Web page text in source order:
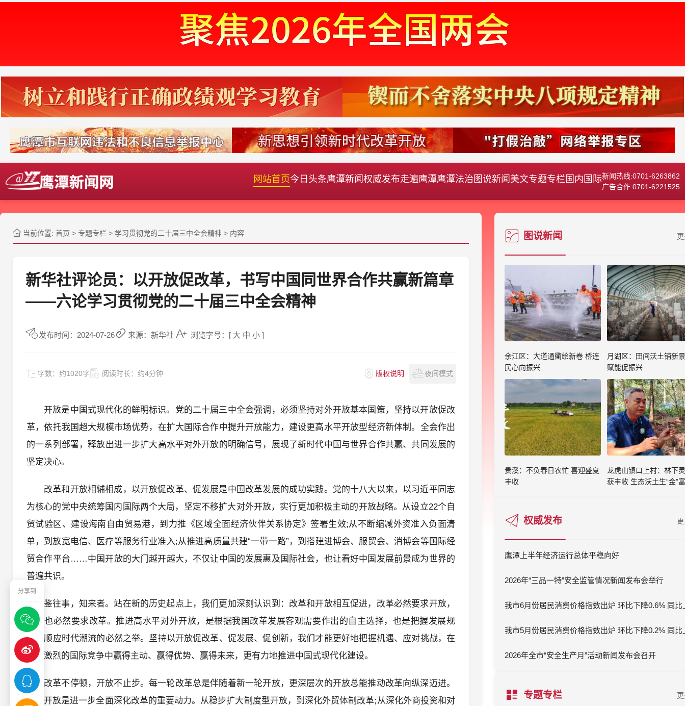
网站首页今日头条鹰潭新闻 权威发布走遍鹰潭鹰潭法治 图说新闻 美文专题专栏 国内国际新闻热线:0701-6263862
广告合作:0701-6221525
分享到
当前位置: 首页 > 专题专栏 > 学习贯彻党的二十届三中全会精神 > 内容
新华社评论员：以开放促改革，书写中国同世界合作共赢新篇章
——六论学习贯彻党的二十届三中全会精神
发布时间：2024-07-26 来源：新华社 浏览字号：[ 大 中 小 ]
字数： 约1020字 阅读时长： 约4分钟 版权说明 夜间模式
开放是中国式现代化的鲜明标识。党的二十届三中全会强调，必须坚持对外开放基本国策，坚持以开放促改
革，依托我国超大规模市场优势，在扩大国际合作中提升开放能力，建设更高水平开放型经济新体制。全会作出
的一系列部署，释放出进一步扩大高水平对外开放的明确信号，展现了新时代中国与世界合作共赢、共同发展的
坚定决心。
改革和开放相辅相成，以开放促改革、促发展是中国改革发展的成功实践。党的十八大以来，以习近平同志
为核心的党中央统筹国内国际两个大局，坚定不移扩大对外开放，实行更加积极主动的开放战略。从设立22个自
贸试验区、建设海南自由贸易港，到力推《区域全面经济伙伴关系协定》签署生效;从不断缩减外资准入负面清
单，到放宽电信、医疗等服务行业准入;从推进高质量共建“一带一路”，到搭建进博会、服贸会、消博会等国际经
贸合作平台……中国开放的大门越开越大，不仅让中国的发展惠及国际社会，也让看好中国发展前景成为世界的
普遍共识。
鉴往事，知来者。站在新的历史起点上，我们更加深刻认识到：改革和开放相互促进，改革必然要求开放，
开放也必然要求改革。推进高水平对外开放，是根据我国改革发展客观需要作出的自主选择，也是把握发展规
律、顺应时代潮流的必然之举。坚持以开放促改革、促发展、促创新，我们才能更好地把握机遇、应对挑战，在
日趋激烈的国际竞争中赢得主动、赢得优势、赢得未来，更有力地推进中国式现代化建设。
改革不停顿，开放不止步。每一轮改革总是伴随着新一轮开放，更深层次的开放总能推动改革向纵深迈进。
扩大开放是进一步全面深化改革的重要动力。从稳步扩大制度型开放，到深化外贸体制改革;从深化外商投资和对
图说新闻
余江区：大道通衢绘新卷 桥连
民心向振兴
月湖区：田间沃土铺新
赋能促振兴
贵溪：不负春日农忙 喜迎盛夏
丰收
龙虎山镇口上村：林下
获丰收 生态沃土生“金”
权威发布
鹰潭上半年经济运行总体平稳向好
2026年“三品一特”安全监管情况新闻发布会举行
2026年全市“安全生产月”活动新闻发布会召开
专题专栏